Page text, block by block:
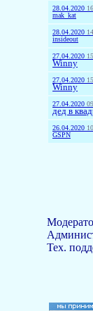
28.04.2020
mak_kat
28.04.2020
insideout
27.04.2020
Winny
27.04.2020
Winny
27.04.2020
дед в
26.04.2020
GSPN
Тех.